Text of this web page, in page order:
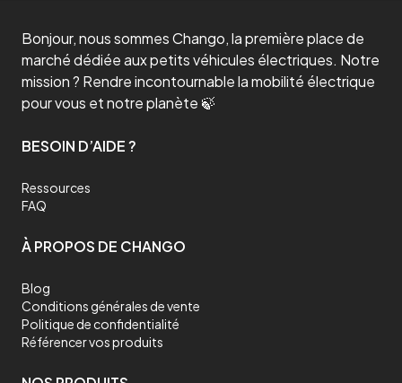
Bonjour, nous sommes Chango, la première place de
marché dédiée aux petits véhicules électriques. Notre
mission ? Rendre incontournable la mobilité électrique
pour vous et notre planète 🍃
BESOIN D’AIDE ?
Ressources
FAQ
À PROPOS DE CHANGO
Blog
Conditions générales de vente
Politique de confidentialité
Référencer vos produits